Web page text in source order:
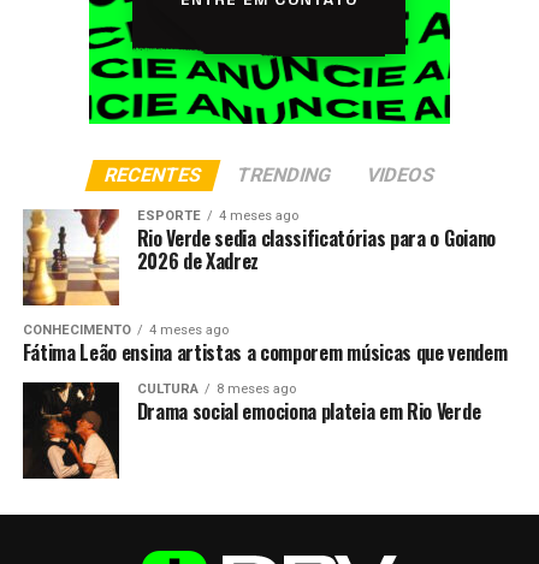
RECENTES TRENDING VIDEOS
ESPORTE 4 meses ago
Rio Verde sedia classificatórias para o Goiano
2026 de Xadrez
CONHECIMENTO 4 meses ago
Fátima Leão ensina artistas a comporem músicas que vendem
CULTURA 8 meses ago
Drama social emociona plateia em Rio Verde